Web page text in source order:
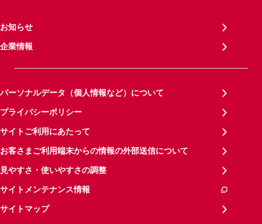
お知らせ
企業情報
パーソナルデータ（個人情報など）について
プライバシーポリシー
サイトご利用にあたって
お客さまご利用端末からの情報の外部送信について
見やすさ・使いやすさの調整
サイトメンテナンス情報
サイトマップ